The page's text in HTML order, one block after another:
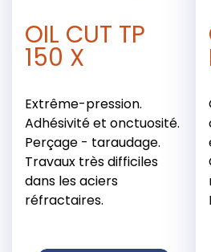
OIL CUT TP
150 X
Extrême-pression.
Adhésivité et onctuosité.
Perçage - taraudage.
Travaux très difficiles
dans les aciers
réfractaires.